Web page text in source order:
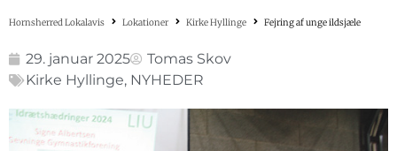
Hornsherred Lokalavis Lokationer Kirke Hyllinge Fejring af unge ildsjæle
29. januar 2025
Tomas Skov
Kirke Hyllinge, NYHEDER